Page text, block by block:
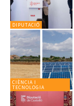
DIPUTACIÓ
CIÈNCIA I
TECNOLOGIA